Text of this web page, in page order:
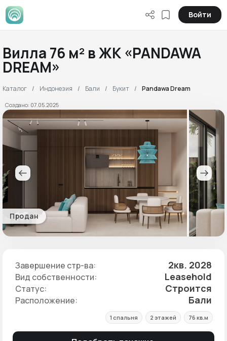
Войти
Вилла 76 м² в ЖК «PANDAWA
DREAM»
Каталог Индонезия Бали Букит Pandawa Dream
Создано: 07.05.2025
Продан
Завершение стр-ва: 2кв. 2028
Вид собственности: Leasehold
Статус: Строится
Расположение: Бали
1 спальня 2 этажей 76 кв.м